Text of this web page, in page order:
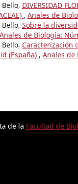
Bello, DIVERSIDAD
, Anales de
Bello, Sobre la
Anales de Biología:
Bello, Caracterización
(España) , Anales de
de la Facultad de